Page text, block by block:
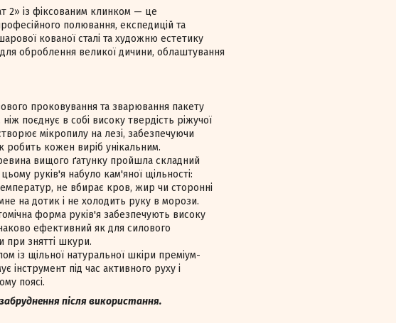
2» із фіксованим клинком — це
полювання, експедицій та
кованої сталі та художню естетику
оброблення великої дичини, облаштування
проковування та зварювання пакету
поєднує в собі високу твердість ріжучої
мікропилу на лезі, забезпечуючи
робить кожен виріб унікальним.
вищого ґатунку пройшла складний
руків'я набуло кам'яної щільності:
не вбирає кров, жир чи сторонні
на дотик і не холодить руку в морози.
форма руків'я забезпечують високу
ефективний як для силового
при знятті шкури.
із щільної натуральної шкіри преміум-
інструмент під час активного руху і
поясі.
після використання.